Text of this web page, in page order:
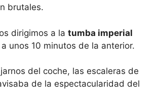
brutales.
dirigimos a la tumba imperial
a unos 10 minutos de la anterior.
del coche, las escaleras de
de la espectacularidad del